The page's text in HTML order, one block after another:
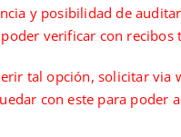
y posibilidad de
verificar con recibos
tal opción, solicitar
con este para poder